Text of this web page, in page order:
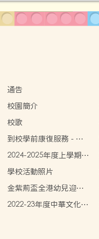
通告
校園簡介
校歌
到校學前康復服務 - 傲
翔計劃
2024-2025年度上學期學
生書簿雜費
學校活動照片
金紫荊盃全港幼兒迎新
春繪畫大獎~榮獲二等獎
2022-23年度中華文化學